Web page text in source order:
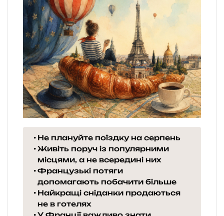
Не плануйте поїздку на серпень
Живіть поруч із популярними
місцями, а не всередині них
Французькі потяги
допомагають побачити більше
Найкращі сніданки продаються
не в готелях